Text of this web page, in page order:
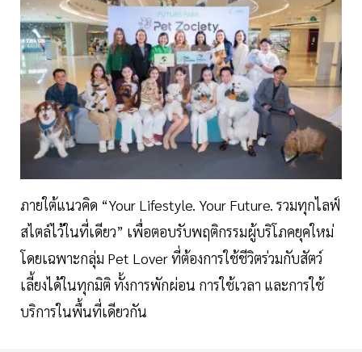
ภายใต้แนวคิด “Your Lifestyle. Your Future. รวมทุกไลฟ์
สไตล์ไว้ในที่เดียว” เพื่อตอบรับพฤติกรรมผู้บริโภคยุคใหม่
โดยเฉพาะกลุ่ม Pet Lover ที่ต้องการใช้ชีวิตร่วมกับสัตว์
เลี้ยงได้ในทุกมิติ ทั้งการพักผ่อน การใช้เวลา และการใช้
บริการในพื้นที่เดียวกัน